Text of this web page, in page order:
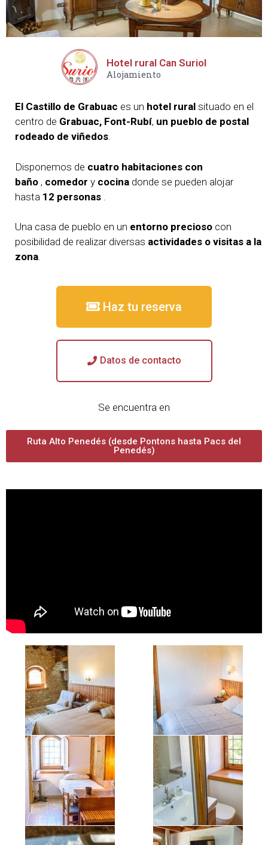
Hotel rural Can Suriol
Alojamiento
El Castillo de Grabuac es un hotel rural situado en el
centro de Grabuac, Font-Rubí, un pueblo de postal
rodeado de viñedos.
Disponemos de cuatro habitaciones con
baño , comedor y cocina donde se pueden alojar
hasta 12 personas
Una casa de pueblo en un entorno precioso con
posibilidad de realizar diversas actividades o visitas a la
zona.
Haz tu reserva
Datos de contacto
Se encuentra en
Ruta Alto Penedés (desde Pontons hasta Pacs del
Penedés)